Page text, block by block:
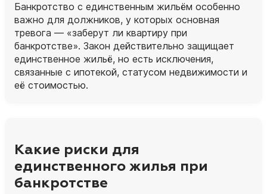
Банкротство с единственным жильём особенно
важно для должников, у которых основная
тревога — «заберут ли квартиру при
банкротстве». Закон действительно защищает
единственное жильё, но есть исключения,
связанные с ипотекой, статусом недвижимости и
её стоимостью.
Какие риски для
единственного жилья при
банкротстве